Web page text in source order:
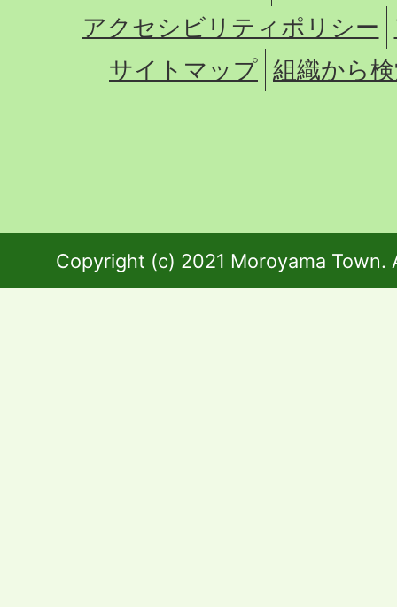
アクセシビリティポリシー
サイトマップ 組織から
Copyright (c) 2021 Moroyama Town.